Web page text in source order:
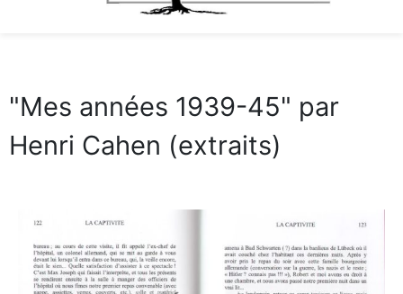
"Mes années 1939-45" par
Henri Cahen (extraits)